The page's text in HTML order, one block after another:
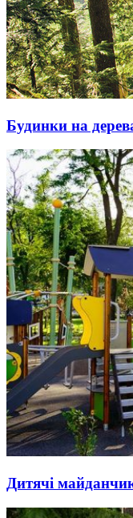
Будинки на
Дитячі